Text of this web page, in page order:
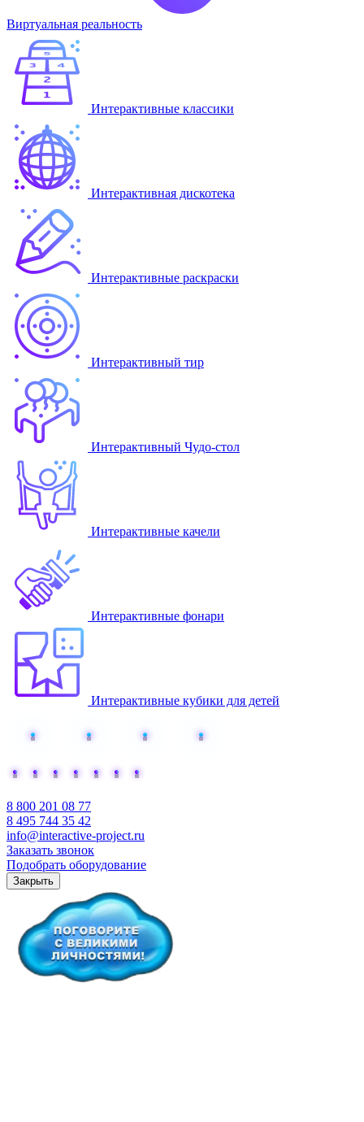
Виртуальная реальность
Интерактивные классики
Интерактивная дискотека
Интерактивные раскраски
Интерактивный тир
Интерактивный Чудо-стол
Интерактивные качели
Интерактивные фонари
Интерактивные кубики для детей
8 800 201 08 77
8 495 744 35 42
info@interactive-project.ru
Заказать звонок
Подобрать оборудование
Закрыть